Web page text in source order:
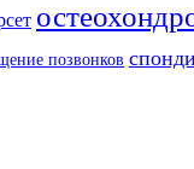
позвонков